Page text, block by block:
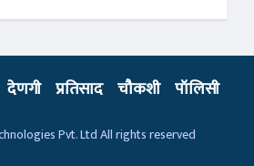
देणगी प्रतिसाद चौकशी पॉलिसी
Pvt. LtdAll rights reserved